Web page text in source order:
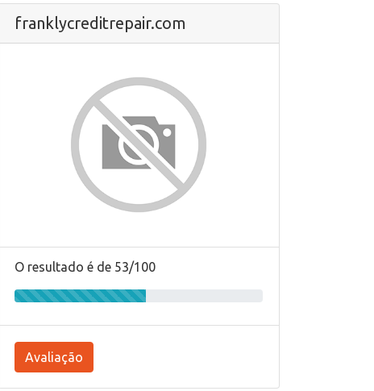
franklycreditrepair.com
O resultado é de 53/100
Avaliação